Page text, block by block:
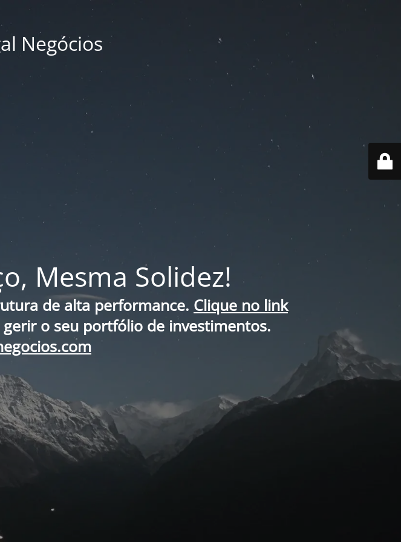
Negócios
Mesma Solidez!
de alta performance. Clique no link
o seu portfólio de investimentos.